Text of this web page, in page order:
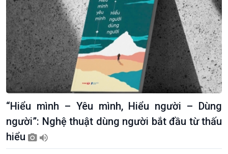
“Hiểu mình – Yêu mình, Hiểu người – Dùng
người”: Nghệ thuật dùng người bắt đầu từ thấu
hiểu